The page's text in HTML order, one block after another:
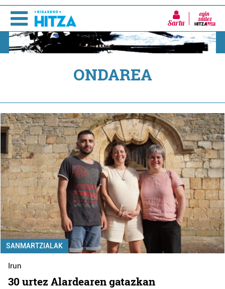
Sartu
ONDAREA
SANMARTZIALAK
Irun
30 urtez Alardearen gatazkan